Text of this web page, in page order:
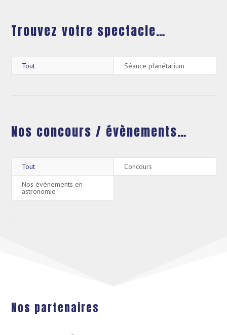
Trouvez votre spectacle…
Tout Séance planétarium
Nos concours / évènements…
Tout
Concours
Nos évènements en
astronomie
Nos partenaires